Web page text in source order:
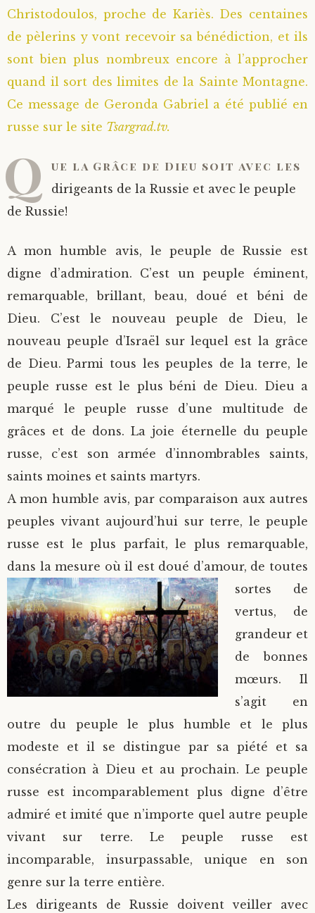
Christodoulos, proche de Kariès. Des centaines
de pèlerins y vont recevoir sa bénédiction, et ils
sont bien plus nombreux encore à l’approcher
quand il sort des limites de la Sainte Montagne.
Ce message de Geronda Gabriel a été publié en
russe sur le site Tsargrad.tv.
Q ue la Grâce de Dieu soit avec les
dirigeants de la Russie et avec le peuple
de Russie!
A mon humble avis, le peuple de Russie est
digne d’admiration. C’est un peuple éminent,
remarquable, brillant, beau, doué et béni de
Dieu. C’est le nouveau peuple de Dieu, le
nouveau peuple d’Israël sur lequel est la grâce
de Dieu. Parmi tous les peuples de la terre, le
peuple russe est le plus béni de Dieu. Dieu a
marqué le peuple russe d’une multitude de
grâces et de dons. La joie éternelle du peuple
russe, c’est son armée d’innombrables saints,
saints moines et saints martyrs.
A mon humble avis, par comparaison aux autres
peuples vivant aujourd’hui sur terre, le peuple
russe est le plus parfait, le plus remarquable,
dans la mesure où il est doué d’amour, de toutes
sortes de
vertus, de
grandeur et
de bonnes
mœurs. Il
s’agit en
outre du peuple le plus humble et le plus
modeste et il se distingue par sa piété et sa
consécration à Dieu et au prochain. Le peuple
russe est incomparablement plus digne d’être
admiré et imité que n’importe quel autre peuple
vivant sur terre. Le peuple russe est
incomparable, insurpassable, unique en son
genre sur la terre entière.
Les dirigeants de Russie doivent veiller avec